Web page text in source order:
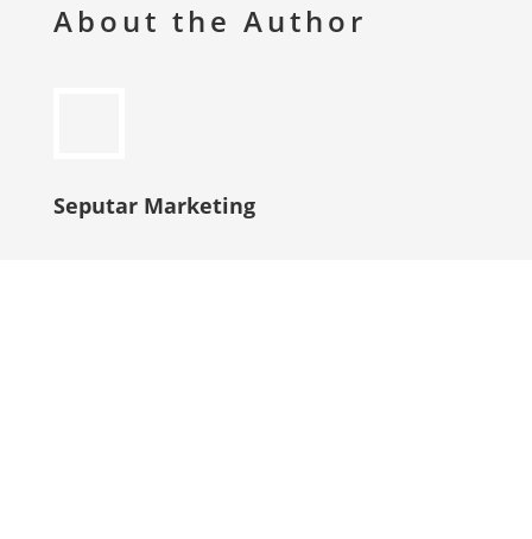
About the Author
Seputar Marketing